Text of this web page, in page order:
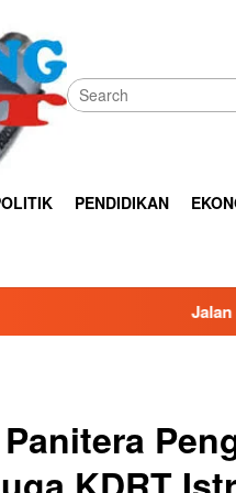
PENDIDIKAN
Jalan Santai HUT RI ke-81